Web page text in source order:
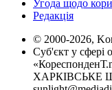
Угода щодо
Редакція
© 2000-2026,
Суб'єкт у сфері
ХАРКІВСЬКЕ